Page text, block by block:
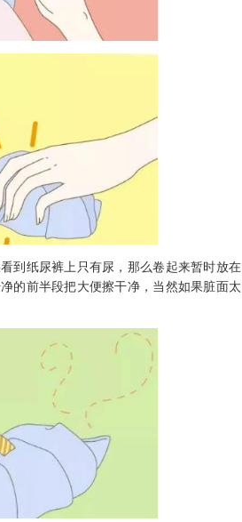
纸尿裤上只有尿，那么卷起来暂时放在
的前半段把大便擦干净，当然如果脏面太